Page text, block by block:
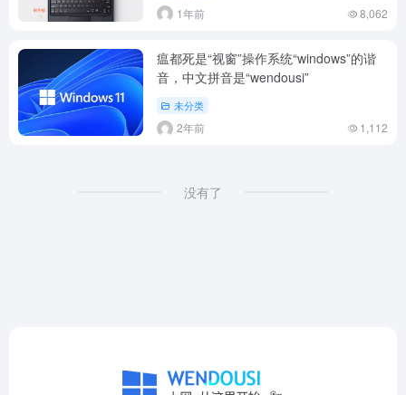
1年前 8,062
瘟都死是“视窗”操作系统“windows”的谐
音，中文拼音是“wendousi”
未分类
2年前 1,112
没有了